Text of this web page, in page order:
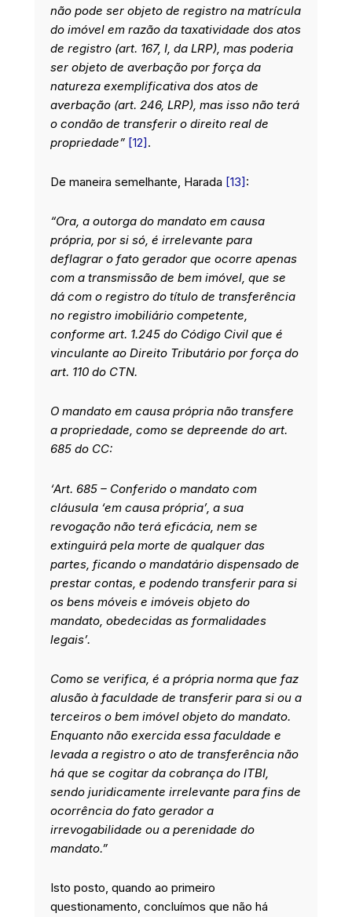
não pode ser objeto de registro na matrícula
do imóvel em razão da taxatividade dos atos
de registro (art. 167, I, da LRP), mas poderia
ser objeto de averbação por força da
natureza exemplificativa dos atos de
averbação (art. 246, LRP), mas isso não terá
o condão de transferir o direito real de
propriedade” [12].
De maneira semelhante, Harada [13]:
“Ora, a outorga do mandato em causa
própria, por si só, é irrelevante para
deflagrar o fato gerador que ocorre apenas
com a transmissão de bem imóvel, que se
dá com o registro do título de transferência
no registro imobiliário competente,
conforme art. 1.245 do Código Civil que é
vinculante ao Direito Tributário por força do
art. 110 do CTN.
O mandato em causa própria não transfere
a propriedade, como se depreende do art.
685 do CC:
‘Art. 685 – Conferido o mandato com
cláusula ‘em causa própria’, a sua
revogação não terá eficácia, nem se
extinguirá pela morte de qualquer das
partes, ficando o mandatário dispensado de
prestar contas, e podendo transferir para si
os bens móveis e imóveis objeto do
mandato, obedecidas as formalidades
legais’.
Como se verifica, é a própria norma que faz
alusão à faculdade de transferir para si ou a
terceiros o bem imóvel objeto do mandato.
Enquanto não exercida essa faculdade e
levada a registro o ato de transferência não
há que se cogitar da cobrança do ITBI,
sendo juridicamente irrelevante para fins de
ocorrência do fato gerador a
irrevogabilidade ou a perenidade do
mandato.”
Isto posto, quando ao primeiro
questionamento, concluímos que não há